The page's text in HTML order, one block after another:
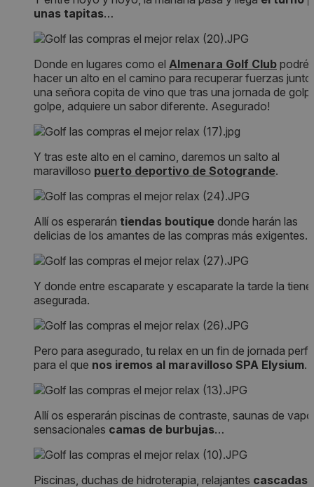
unas tapitas…
Donde en lugares como el Almenara Golf Club
hacer un alto en el camino para recuperar fuerzas junto
una señora copita de vino que tras una jornada de
golpe, adquiere un sabor diferente. Asegurado!
Y tras este alto en el camino, daremos un salto al
maravilloso puerto deportivo de Sotogrande.
Allí os esperarán tiendas boutique donde harán las
delicias de los amantes de las compras más exigentes.
Y donde entre escaparate y escaparate la tarde la
asegurada.
Pero para asegurado, tu relax en un fin de jornada
para el que nos iremos al maravilloso SPA Elysium…
Allí os esperarán piscinas de contraste, saunas de
sensacionales camas de burbujas…
Piscinas, duchas de hidroterapia, relajantes cascadas